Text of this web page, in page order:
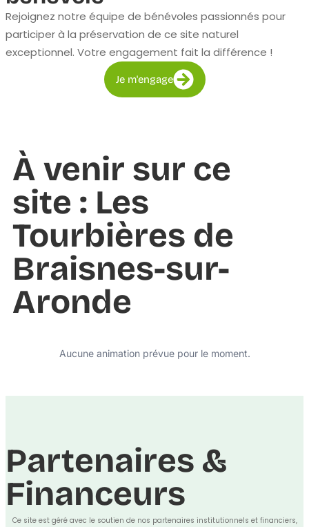
Rejoignez notre équipe de bénévoles passionnés pour
participer à la préservation de ce site naturel
exceptionnel. Votre engagement fait la différence !
Je m'engage
À venir sur ce
site : Les
Tourbières de
Braisnes-sur-
Aronde
Aucune animation prévue pour le moment.
Partenaires &
Financeurs
Ce site est géré avec le soutien de nos partenaires institutionnels et financiers,